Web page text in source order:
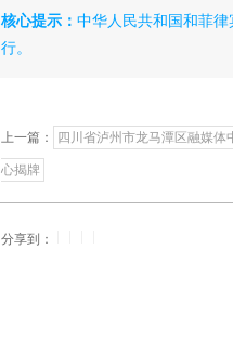
核心提示： 中华人民共和国和菲
行。
上一篇： 四川省泸州市龙马潭区融媒体
心揭牌
分享到：